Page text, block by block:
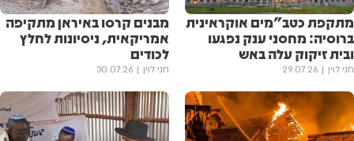
מתקפת כטב"מים אוקראינית
ברוסיה: מחסני ענק נפגעו
ובית זיקוק עלה באש
חני לוין 29.07.26
מבנים קרסו באיראן מתקיפה
אמריקאית, ניסיונות לחלץ
לכודים
חני לוין 30.07.26